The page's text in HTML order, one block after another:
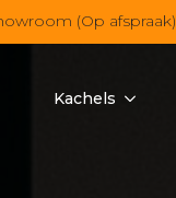
(Op afspraak)
Kachels